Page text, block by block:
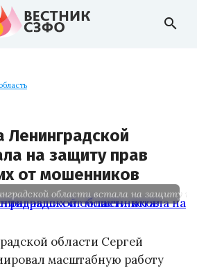
search
Ленинградской
на защиту прав
от мошенников
области встала на защиту
области Сергей
масштабную работу